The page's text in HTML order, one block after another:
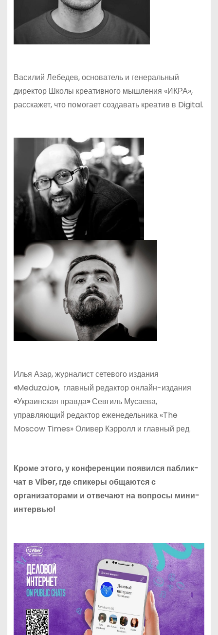
Василий Лебедев, основатель и генеральный
директор Школы креативного мышления «ИКРА»,
расскажет, что помогает создавать креатив в Digital.
Илья Азар, журналист сетевого издания
«Meduza.io», главный редактор онлайн-издания
«Украинская правда»Севгиль Мусаева,
управляющий редактор еженедельника «The
Moscow Times» Оливер Кэрролл и главный ред.
Кроме этого, у конференции появился паблик-
чат в Viber, где спикеры общаются с
организаторами и отвечают на вопросы мини-
интервью!